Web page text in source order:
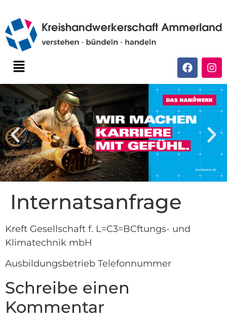
Internatsanfrage
Kreft Gesellschaft f. L=C3=BCftungs- und
Klimatechnik mbH
Ausbildungsbetrieb Telefonnummer
Schreibe einen
Kommentar